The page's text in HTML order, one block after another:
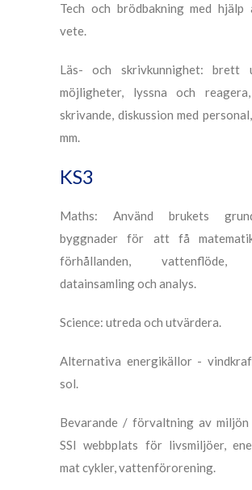
Tech och brödbakning med hjälp
vete.
Läs- och skrivkunnighet: brett
möjligheter, lyssna och
skrivande, diskussion med
mm.
KS3
Maths: Använd brukets
byggnader för att få
förhållanden, vattenflöde,
datainsamling och analys.
Science: utreda och utvärdera.
Alternativa energikällor -
sol.
Bevarande / förvaltning av miljön
SSI webbplats för livsmiljöer,
mat cykler, vattenförorening.